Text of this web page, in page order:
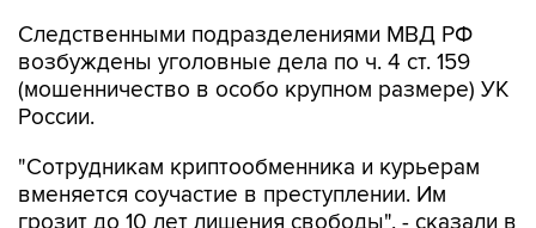
Следственными подразделениями МВД РФ
возбуждены уголовные дела по ч. 4 ст. 159
(мошенничество в особо крупном размере) УК
России.
"Сотрудникам криптообменника и курьерам
вменяется соучастие в преступлении. Им